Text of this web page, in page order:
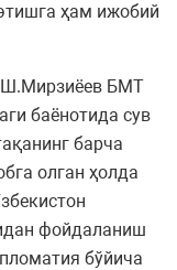
ҳам ижобий
Ш.Мирзиёев БМТ
баёнотида сув
барча
олган ҳолда
фойдаланиш
бўйича